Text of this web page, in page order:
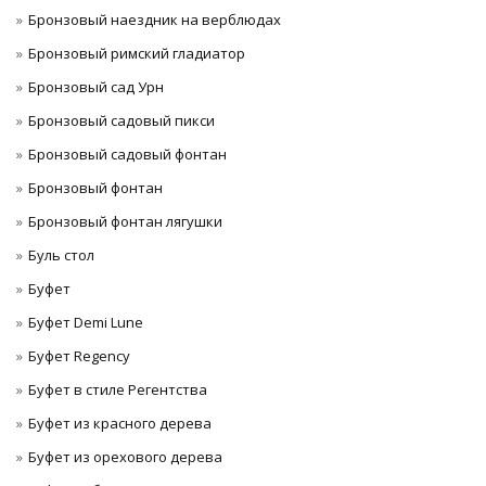
Бронзовый наездник на верблюдах
Бронзовый римский гладиатор
Бронзовый сад Урн
Бронзовый садовый пикси
Бронзовый садовый фонтан
Бронзовый фонтан
Бронзовый фонтан лягушки
Буль стол
Буфет
Буфет Demi Lune
Буфет Regency
Буфет в стиле Регентства
Буфет из красного дерева
Буфет из орехового дерева